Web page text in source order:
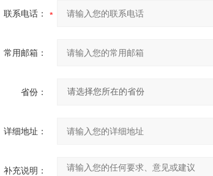
联系电话：
常用邮箱：
省份：
详细地址：
补充说明：